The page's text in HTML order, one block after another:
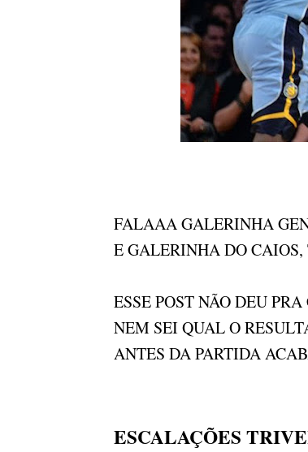
FALAAA GALERINHA
E GALERINHA DO
ESSE POST NÃO DEU
NEM SEI QUAL O
ANTES DA PARTIDA
ESCALAÇÕES